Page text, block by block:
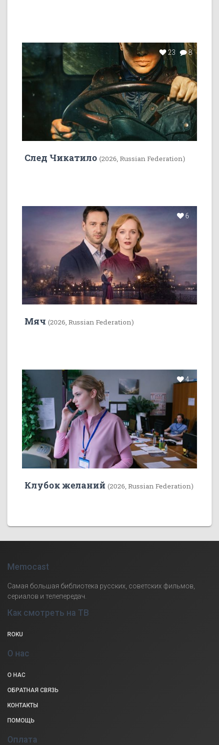
23 8
След Чикатило (2026, Russian Federation)
6
Мяч (2026, Russian Federation)
4
Клубок желаний (2026, Russian Federation)
Memocast
Самая большая библиотека русских, советских фильмов,
сериалов и телепередач.
Как смотреть на ТВ
ROKU
О нас
О НАС
ОБРАТНАЯ СВЯЗЬ
КОНТАКТЫ
ПОМОЩЬ
Оплата